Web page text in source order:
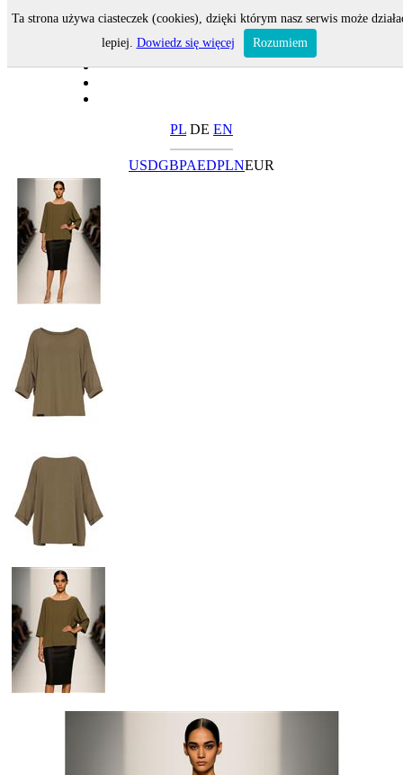
PL DE EN
USDGBPAEDPLNEUR
Ta strona używa ciasteczek (cookies), dzięki którym nasz serwis może
lepiej. Dowiedz się więcej Rozumiem